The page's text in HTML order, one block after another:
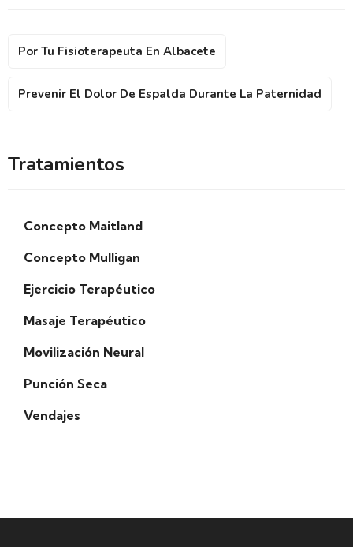
Por Tu Fisioterapeuta En Albacete
Prevenir El Dolor De Espalda Durante La Paternidad
Tratamientos
Concepto Maitland
Concepto Mulligan
Ejercicio Terapéutico
Masaje Terapéutico
Movilización Neural
Punción Seca
Vendajes